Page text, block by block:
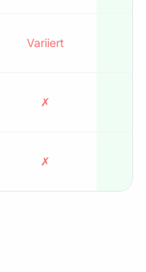
Variiert
✗
✗